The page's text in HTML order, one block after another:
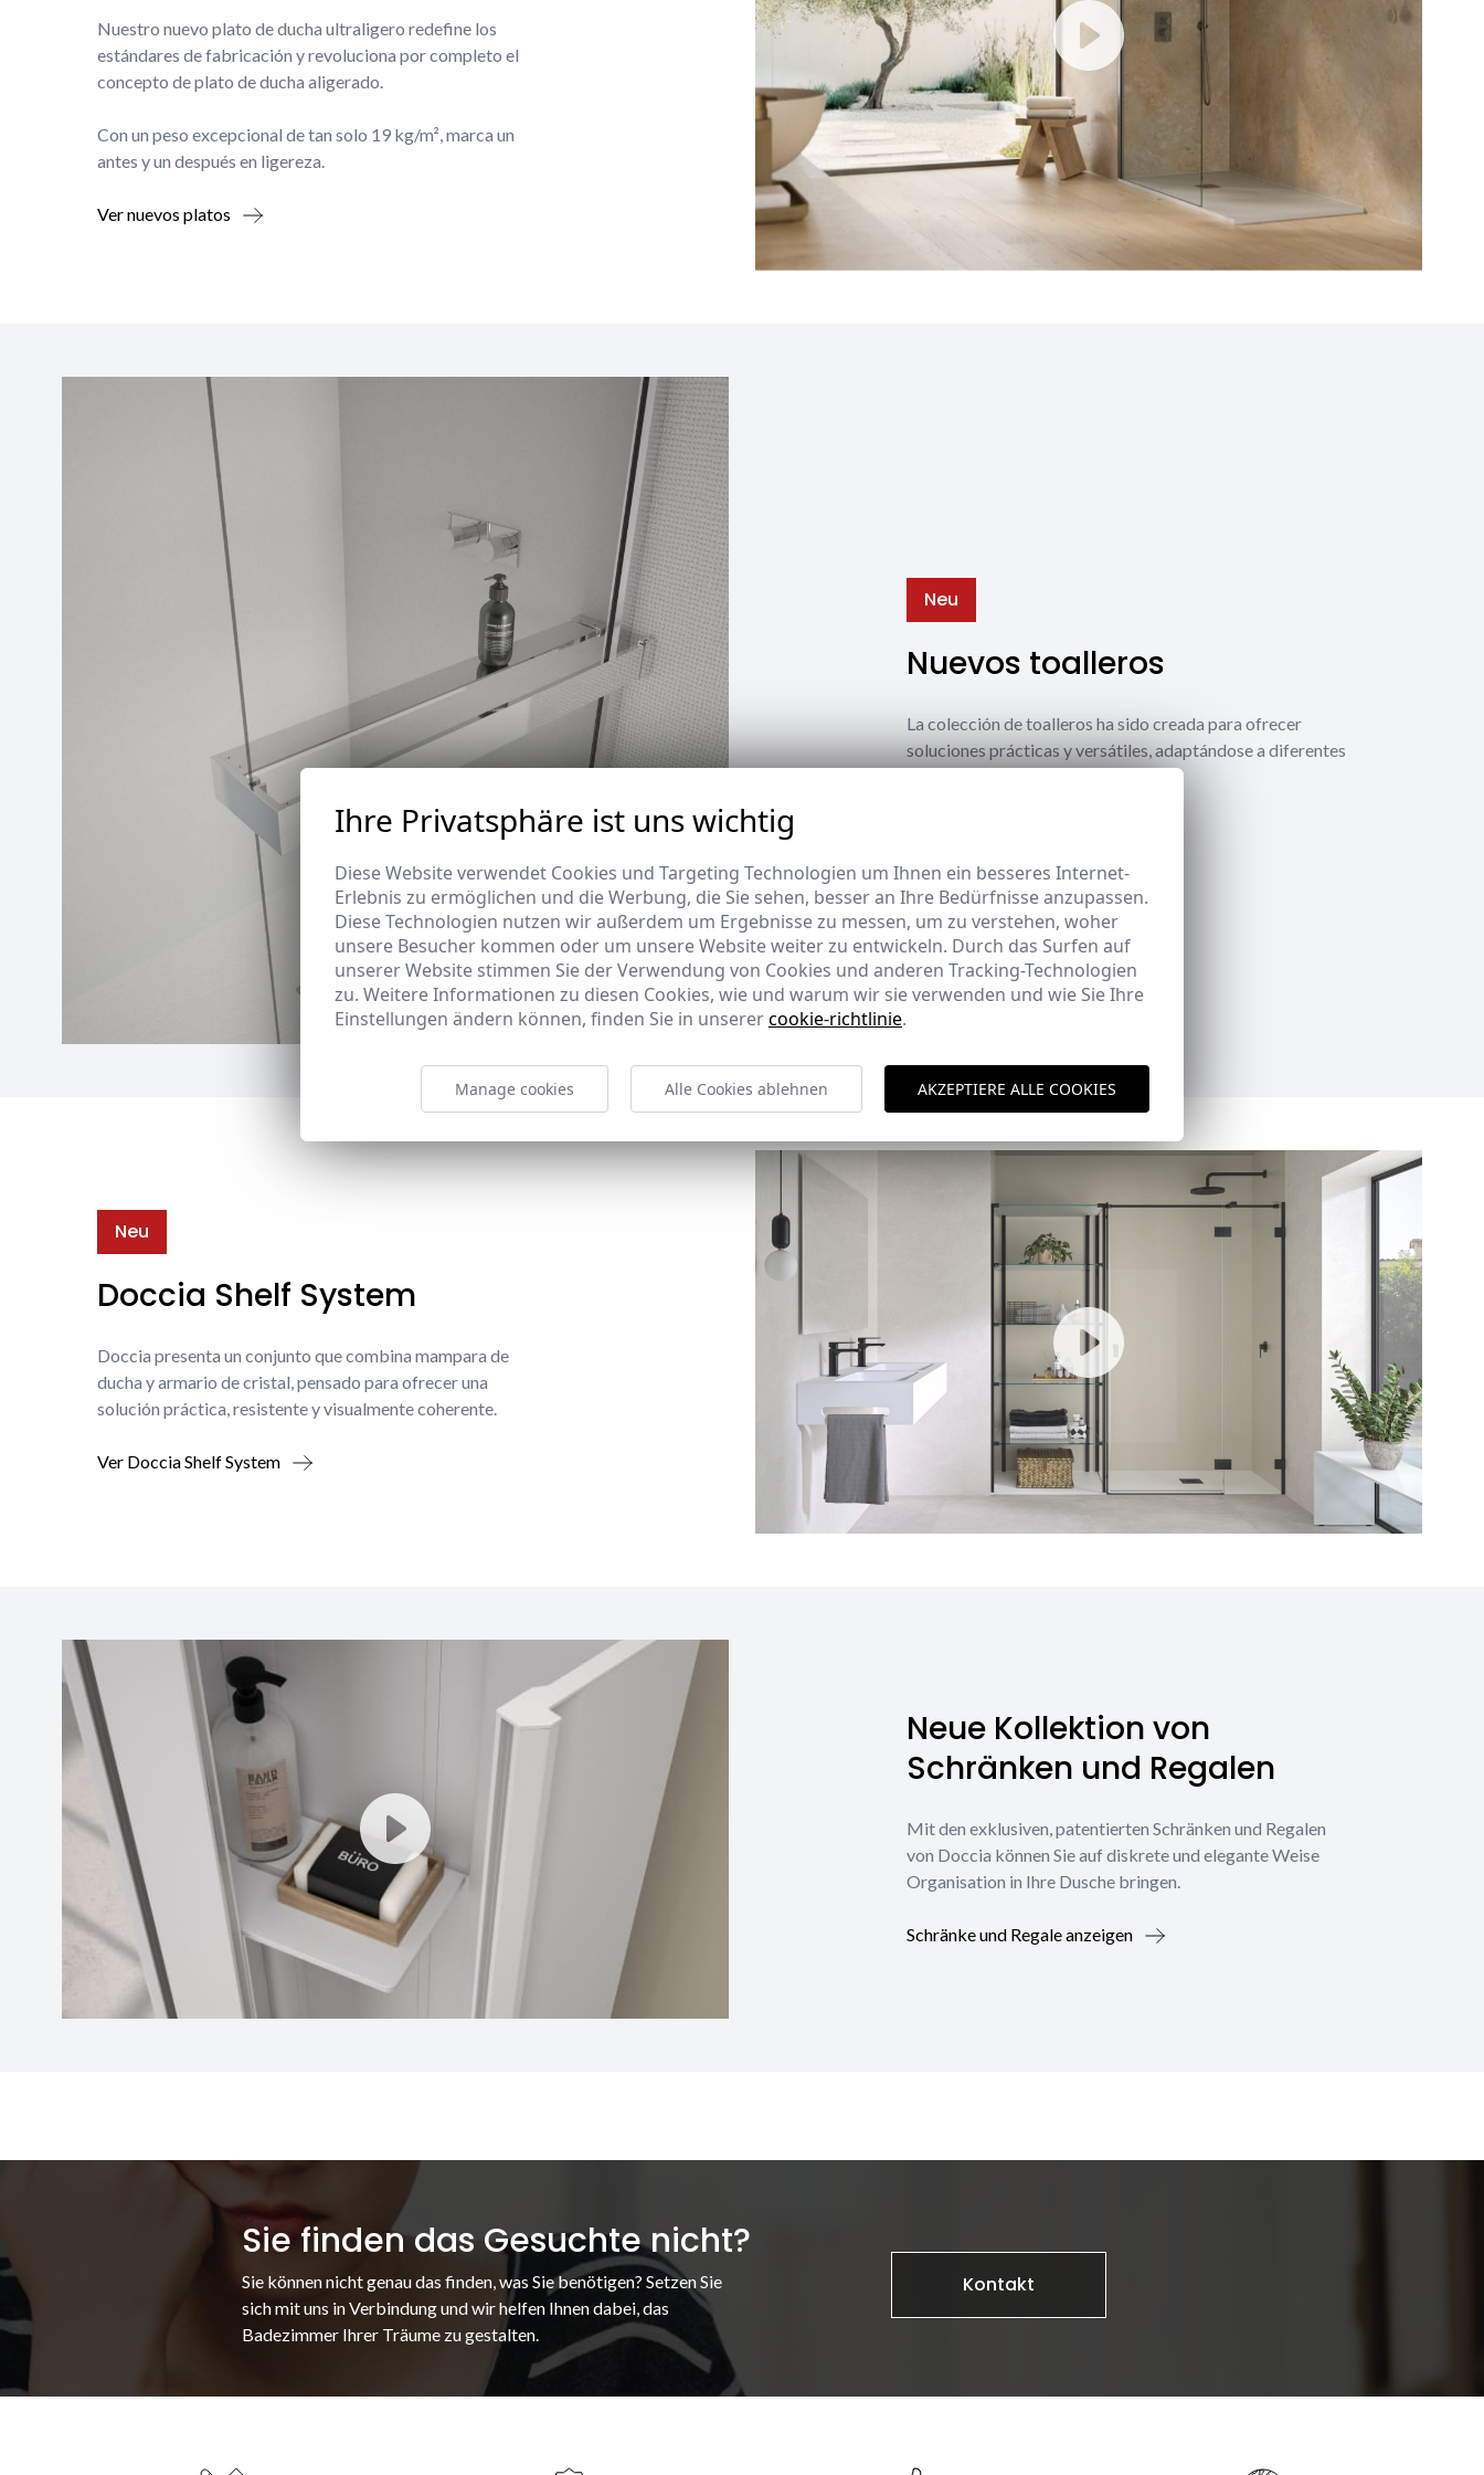
Nuestro nuevo plato de ducha ultraligero redefine los
estándares de fabricación y revoluciona por completo el
concepto de plato de ducha aligerado.
Con un peso excepcional de tan solo 19 kg/m², marca un
antes y un después en ligereza.
Ver nuevos platos
Neu
Nuevos toalleros
La colección de toalleros ha sido creada para ofrecer
soluciones prácticas y versátiles, adaptándose a diferentes
Neu
Doccia Shelf System
Doccia presenta un conjunto que combina mampara de
ducha y armario de cristal, pensado para ofrecer una
solución práctica, resistente y visualmente coherente.
Ver Doccia Shelf System
Neue Kollektion von
Schränken und Regalen
Mit den exklusiven, patentierten Schränken und Regalen
von Doccia können Sie auf diskrete und elegante Weise
Organisation in Ihre Dusche bringen.
Schränke und Regale anzeigen
Sie finden das Gesuchte nicht?
Sie können nicht genau das finden, was Sie benötigen? Setzen Sie
sich mit uns in Verbindung und wir helfen Ihnen dabei, das
Badezimmer Ihrer Träume zu gestalten.
Kontakt
Ihre Privatsphäre ist uns wichtig
Diese Website verwendet Cookies und Targeting Technologien um Ihnen ein besseres Internet-
Erlebnis zu ermöglichen und die Werbung, die Sie sehen, besser an Ihre Bedürfnisse anzupassen.
Diese Technologien nutzen wir außerdem um Ergebnisse zu messen, um zu verstehen, woher
unsere Besucher kommen oder um unsere Website weiter zu entwickeln. Durch das Surfen auf
unserer Website stimmen Sie der Verwendung von Cookies und anderen Tracking-Technologien
zu. Weitere Informationen zu diesen Cookies, wie und warum wir sie verwenden und wie Sie Ihre
Einstellungen ändern können, finden Sie in unserercookie-richtlinie.
Manage cookies Alle Cookies ablehnen AKZEPTIERE ALLE COOKIES